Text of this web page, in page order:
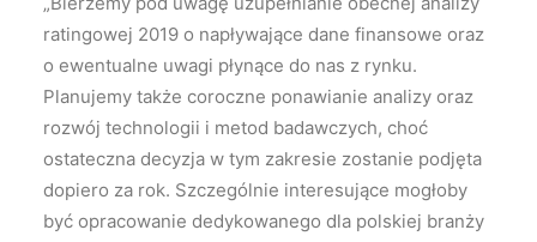
ratingowej 2019 o napływające dane finansowe oraz
o ewentualne uwagi płynące do nas z rynku.
Planujemy także coroczne ponawianie analizy oraz
rozwój technologii i metod badawczych, choć
ostateczna decyzja w tym zakresie zostanie podjęta
dopiero za rok. Szczególnie interesujące mogłoby
być opracowanie dedykowanego dla polskiej branży